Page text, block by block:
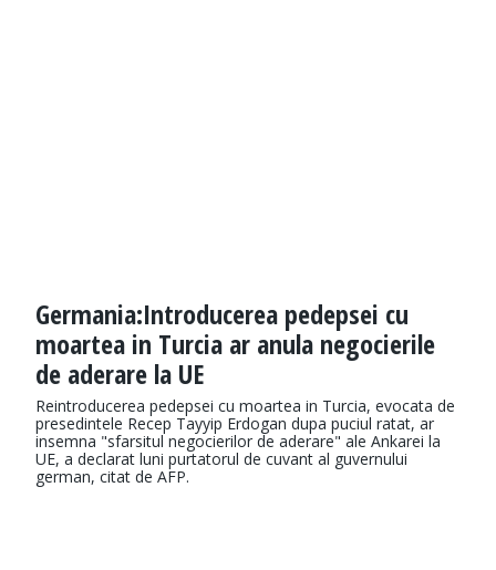
Germania:Introducerea pedepsei cu
moartea in Turcia ar anula negocierile
de aderare la UE
Reintroducerea pedepsei cu moartea in Turcia, evocata de
presedintele Recep Tayyip Erdogan dupa puciul ratat, ar
insemna "sfarsitul negocierilor de aderare" ale Ankarei la
UE, a declarat luni purtatorul de cuvant al guvernului
german, citat de AFP.